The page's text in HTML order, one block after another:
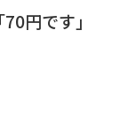
円です」